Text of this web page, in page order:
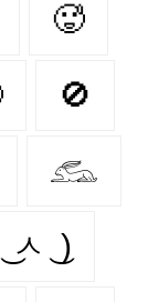
🥵
🚫
𓃹
ㅅ ͜ )